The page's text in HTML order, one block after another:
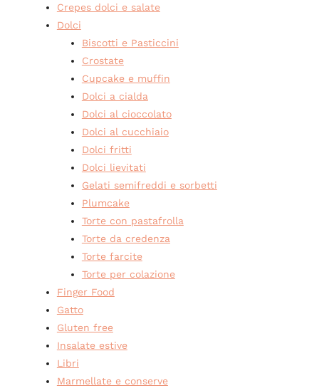
Crepes dolci e salate
Dolci
Biscotti e Pasticcini
Crostate
Cupcake e muffin
Dolci a cialda
Dolci al cioccolato
Dolci al cucchiaio
Dolci fritti
Dolci lievitati
Gelati semifreddi e sorbetti
Plumcake
Torte con pastafrolla
Torte da credenza
Torte farcite
Torte per colazione
Finger Food
Gatto
Gluten free
Insalate estive
Libri
Marmellate e conserve